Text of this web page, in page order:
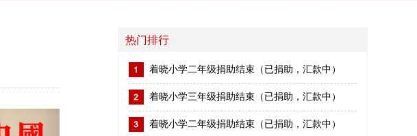
热门排行
着晓小学二年级捐助结束（已捐助，汇款中）
着晓小学三年级捐助结束（已捐助，汇款中）
着晓小学二年级捐助结束（已捐助，汇款中）